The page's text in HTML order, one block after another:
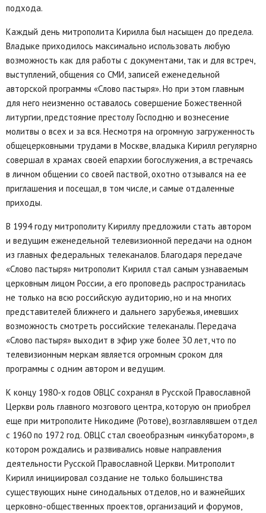
подхода.
Каждый день митрополита Кирилла был насыщен до предела.
Владыке приходилось максимально использовать любую
возможность как для работы с документами, так и для встреч,
выступлений, общения со СМИ, записей еженедельной
авторской программы «Слово пастыря». Но при этом главным
для него неизменно оставалось совершение Божественной
литургии, предстояние престолу Господню и вознесение
молитвы о всех и за вся. Несмотря на огромную загруженность
общецерковными трудами в Москве, владыка Кирилл регулярно
совершал в храмах своей епархии богослужения, а встречаясь
в личном общении со своей паствой, охотно отзывался на ее
приглашения и посещал, в том числе, и самые отдаленные
приходы.
В 1994 году митрополиту Кириллу предложили стать автором
и ведущим еженедельной телевизионной передачи на одном
из главных федеральных телеканалов. Благодаря передаче
«Слово пастыря» митрополит Кирилл стал самым узнаваемым
церковным лицом России, а его проповедь распространилась
не только на всю российскую аудиторию, но и на многих
представителей ближнего и дальнего зарубежья, имевших
возможность смотреть российские телеканалы. Передача
«Слово пастыря» выходит в эфир уже более 30 лет, что по
телевизионным меркам является огромным сроком для
программы с одним автором и ведущим.
К концу 1980-х годов ОВЦС сохранял в Русской Православной
Церкви роль главного мозгового центра, которую он приобрел
еще при митрополите Никодиме (Ротове), возглавлявшем отдел
с 1960 по 1972 год. ОВЦС стал своеобразным «инкубатором», в
котором рождались и развивались новые направления
деятельности Русской Православной Церкви. Митрополит
Кирилл инициировал создание не только большинства
существующих ныне синодальных отделов, но и важнейших
церковно-общественных проектов, организаций и форумов,